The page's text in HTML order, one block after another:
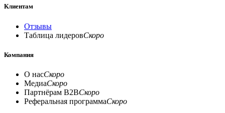
Клиентам
Отзывы
Таблица лидеровСкоро
Компания
О насСкоро
МедиаСкоро
Партнёрам B2BСкоро
Реферальная программаСкоро